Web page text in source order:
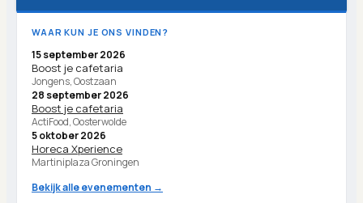
WAAR KUN JE ONS VINDEN?
15 september 2026
Boost je cafetaria
Jongens, Oostzaan
28 september 2026
Boost je cafetaria
ActiFood, Oosterwolde
5 oktober 2026
Horeca Xperience
Martiniplaza Groningen
Bekijk alle evenementen →